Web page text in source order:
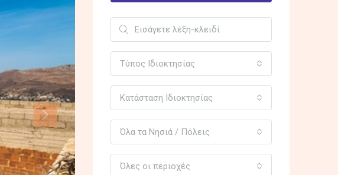
Τύπος Ιδιοκτησίας
Κατάσταση Ιδιοκτησίας
Όλα τα Νησιά / Πόλεις
Όλες οι περιοχές